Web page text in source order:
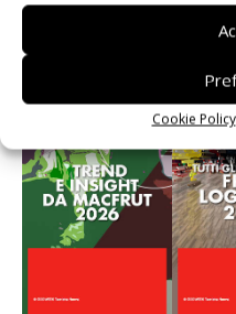
Cookie Policy